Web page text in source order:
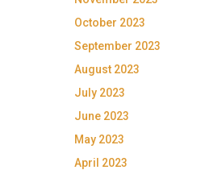
October 2023
September 2023
August 2023
July 2023
June 2023
May 2023
April 2023